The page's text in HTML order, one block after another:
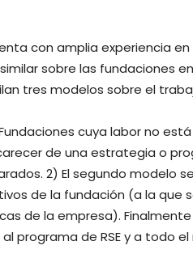
con amplia experiencia
sobre las fundaciones
tres modelos sobre el
cuya labor no
de una estrategia o
2) El segundo modelo
de la fundación (a la que
de la empresa).
programa de RSE y a todo el